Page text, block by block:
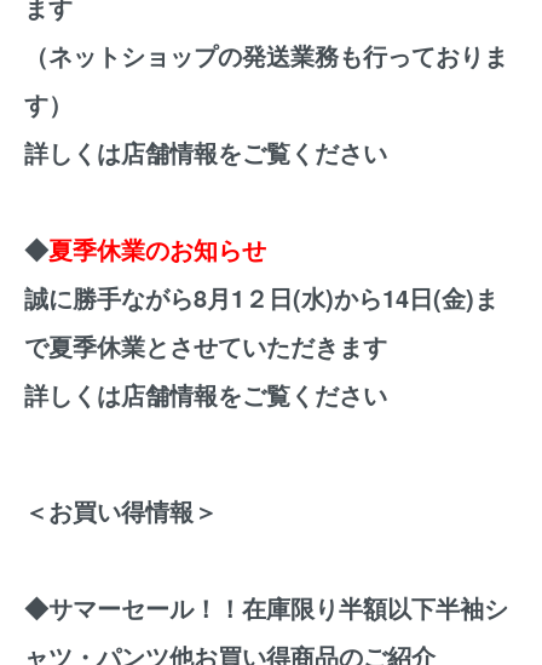
（ネットショップの発送業務も行っておりま
す）
詳しくは店舗情報をご覧ください
◆夏季休業のお知らせ
誠に勝手ながら8月1２日(水)から14日(金)ま
で夏季休業とさせていただきます
詳しくは店舗情報をご覧ください
＜お買い得情報＞
◆サマーセール！！在庫限り半額以下半袖シ
ャツ・パンツ他お買い得商品のご紹介